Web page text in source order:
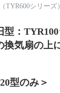
TYR600シリーズ）
：TYR100
換気扇の上
のみ＞